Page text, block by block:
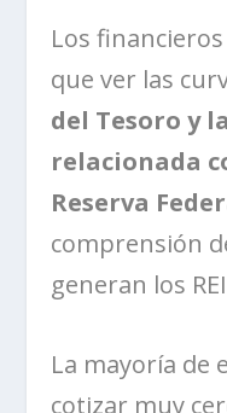
Los
que ver las
del Tesoro y
relacionada
Reserva
comprensión
generan los
La mayoría de
cotizar muy